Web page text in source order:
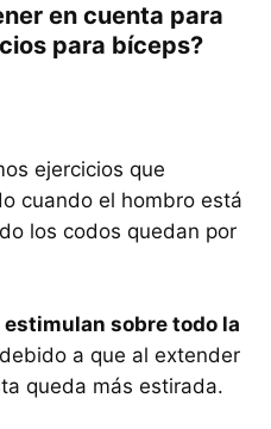
en cuenta para
para bíceps?
ejercicios que
cuando el hombro está
los codos quedan por
estimulan sobre todo la
debido a que al extender
queda más estirada.